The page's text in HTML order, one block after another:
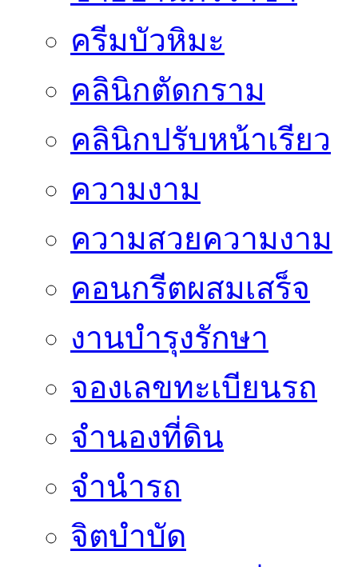
ครีมบัวหิมะ
คลินิกตัดกราม
คลินิกปรับหน้าเรียว
ความงาม
ความสวยความงาม
คอนกรีตผสมเสร็จ
งานบำรุงรักษา
จองเลขทะเบียนรถ
จำนองที่ดิน
จำนำรถ
จิตบำบัด